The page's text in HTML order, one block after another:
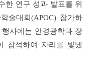
한 연구 성과 발표를 위
술대회 (APOC) 참가하
사에는 안경광학과 장
참석하여 자리를 빛냈